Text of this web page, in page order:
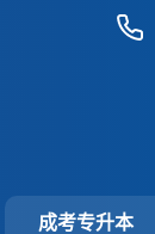
成考专升本